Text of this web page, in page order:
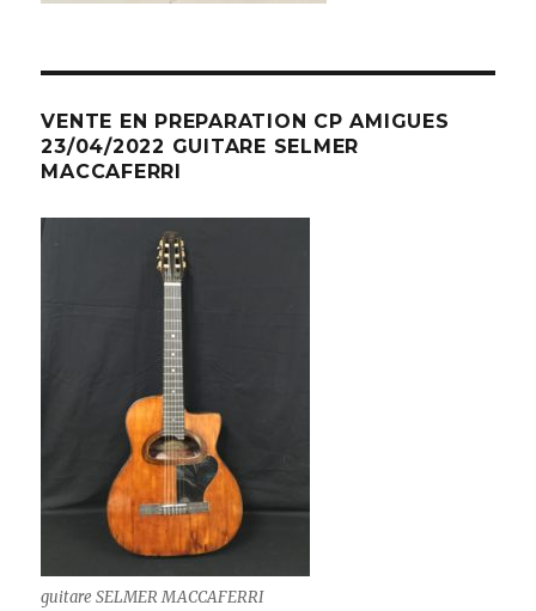
VENTE EN PREPARATION CP AMIGUES
23/04/2022 GUITARE SELMER
MACCAFERRI
guitare SELMER MACCAFERRI